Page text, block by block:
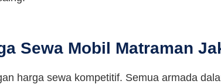
Sewa Mobil Matraman
harga sewa kompetitif. Semua armada